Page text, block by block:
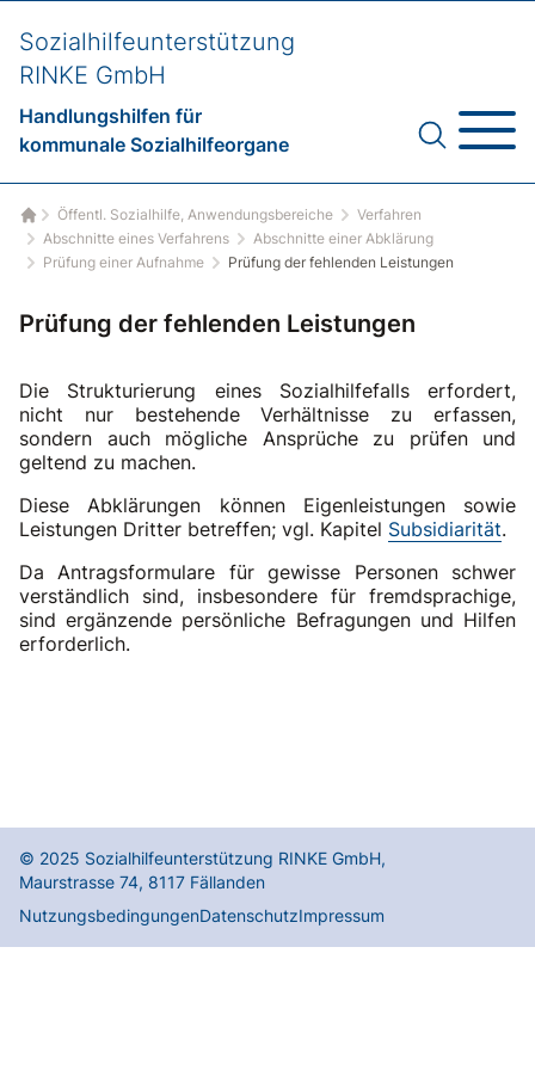
Sozialhilfeunterstützung
RINKE GmbH
Handlungshilfen für
kommunale Sozialhilfeorgane
Startseite
Öffentl. Sozialhilfe, Anwendungsbereiche
Verfahren
Abschnitte eines Verfahrens
Abschnitte einer Abklärung
Prüfung einer Aufnahme
Prüfung der fehlenden Leistungen
Prüfung der fehlenden Leistungen
Die Strukturierung eines Sozialhilfefalls erfordert,
nicht nur bestehende Verhältnisse zu erfassen,
sondern auch mögliche Ansprüche zu prüfen und
geltend zu machen.
Diese Abklärungen können Eigenleistungen sowie
Leistungen Dritter betreffen; vgl. Kapitel Subsidiarität.
Da Antragsformulare für gewisse Personen schwer
verständlich sind, insbesondere für fremdsprachige,
sind ergänzende persönliche Befragungen und Hilfen
erforderlich.
© 2025 Sozialhilfeunterstützung RINKE GmbH,
Maurstrasse 74, 8117 Fällanden
NutzungsbedingungenDatenschutzImpressum